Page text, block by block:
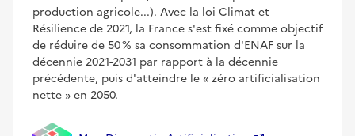
production agricole...). Avec la loi Climat et
Résilience de 2021, la France s'est fixé comme objectif
de réduire de 50 % sa consommation d'ENAF sur la
décennie 2021-2031 par rapport à la décennie
précédente, puis d'atteindre le
zéro artificialisation
nette
en 2050.